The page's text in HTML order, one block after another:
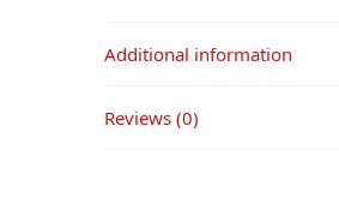
Additional information
Reviews (0)